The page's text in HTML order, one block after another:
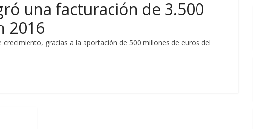
una facturación de 3.500
2016
gracias a la aportación de 500 millones de euros del